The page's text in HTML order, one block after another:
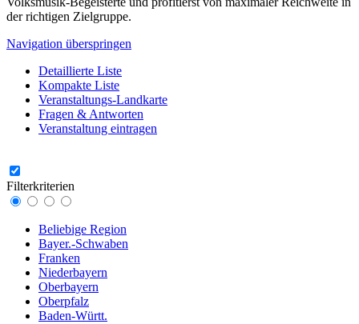
der richtigen Zielgruppe.
Navigation überspringen
Detaillierte Liste
Kompakte Liste
Veranstaltungs-Landkarte
Fragen & Antworten
Veranstaltung eintragen
Filterkriterien
Beliebige Region
Bayer.-Schwaben
Franken
Niederbayern
Oberbayern
Oberpfalz
Baden-Württ.